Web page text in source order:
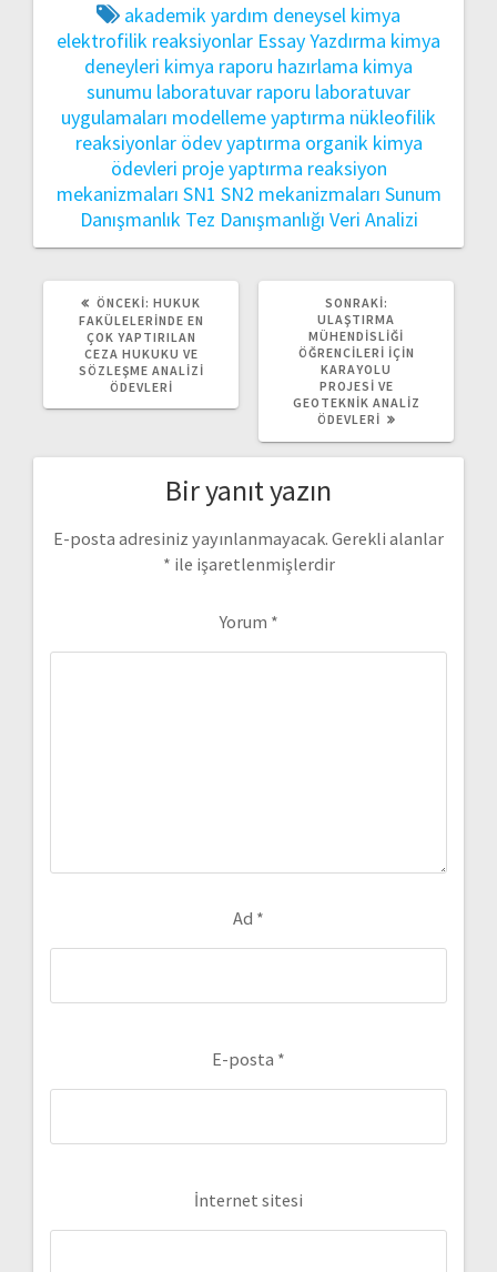
akademik yardım deneysel kimya
elektrofilik reaksiyonlar Essay Yazdırma kimya
deneyleri kimya raporu hazırlama kimya
sunumu laboratuvar raporu laboratuvar
uygulamaları modelleme yaptırma nükleofilik
reaksiyonlar ödev yaptırma organik kimya
ödevleri proje yaptırma reaksiyon
mekanizmaları SN1 SN2 mekanizmaları Sunum
Danışmanlık Tez Danışmanlığı Veri Analizi
ÖNCEKI: ÖNCEKI
YAZI:
HUKUK
FAKÜLELERINDE EN
ÇOK YAPTIRILAN
CEZA HUKUKU VE
SÖZLEŞME ANALIZI
ÖDEVLERI
SONRAKI:
YAZI:
ULAŞTIRMA
MÜHENDISLIĞI
ÖĞRENCILERI İÇIN
KARAYOLU
PROJESI VE
GEOTEKNIK ANALIZ
ÖDEVLERI
Bir yanıt yazın
E-posta adresiniz yayınlanmayacak. Gerekli alanlar
* ile işaretlenmişlerdir
Yorum *
Ad *
E-posta *
İnternet sitesi